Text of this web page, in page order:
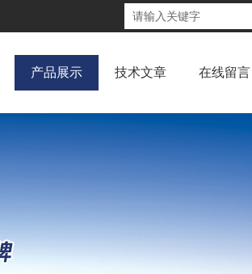
产品展示 技术文章 在线留言